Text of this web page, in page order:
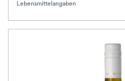
Lebensmittelangaben